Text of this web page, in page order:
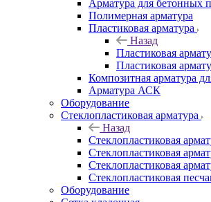
Арматура для бетонных
Полимерная арматура
Пластиковая арматура
Назад
Пластиковая
Пластиковая
Композитная арматура
Арматура АСК
Оборудование
Cтеклопластиковая арматура
Назад
Cтеклопластиковая
Стеклопластиковая
Стеклопластиковая
Стеклопластиковая
Оборудование